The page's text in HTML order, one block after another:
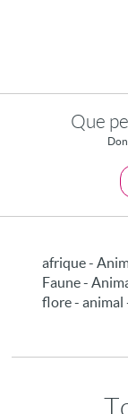
Que
afrique -
Faune -
flore - animal